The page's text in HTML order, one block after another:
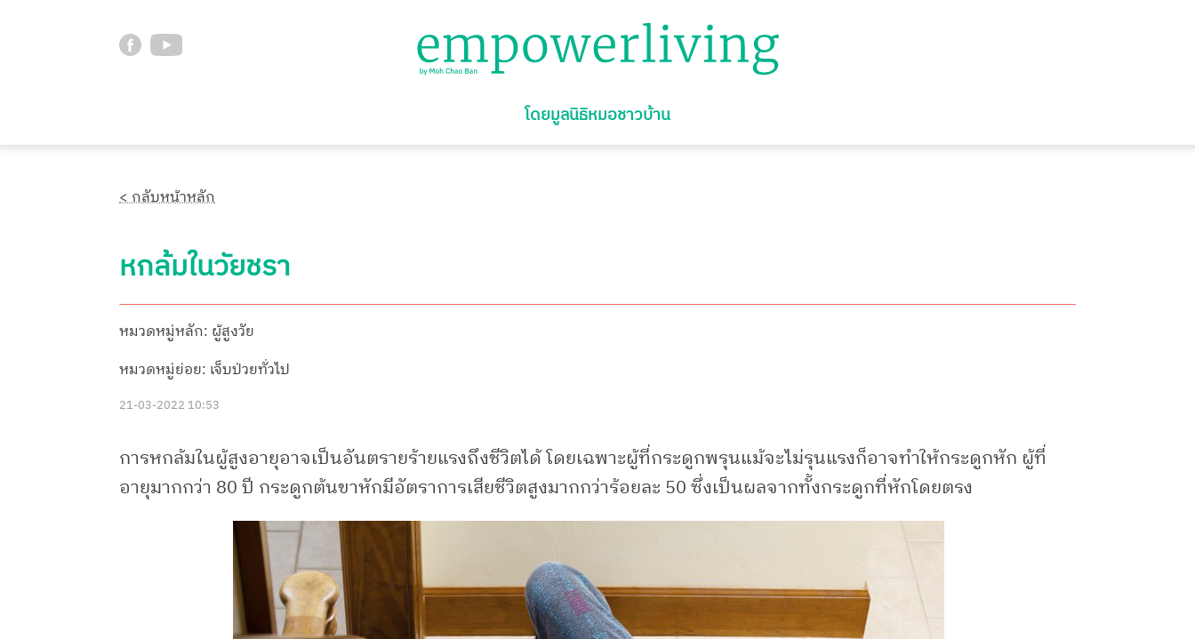
โดยมูลนิธิหมอชาวบ้าน
< กลับหน้าหลัก
หกล้มในวัยชรา
หมวดหมู่หลัก: ผู้สูงวัย
หมวดหมู่ย่อย: เจ็บป่วยทั่วไป
21-03-2022 10:53
การหกล้มในผู้สูงอายุอาจเป็นอันตรายร้ายแรงถึงชีวิตได้ โดยเฉพาะผู้ที่กระดูกพรุนแม้จะไม่รุนแรงก็อาจทำให้กระดูกหัก ผู้ที่
อายุมากกว่า 80 ปี กระดูกต้นขาหักมีอัตราการเสียชีวิตสูงมากกว่าร้อยละ 50 ซึ่งเป็นผลจากทั้งกระดูกที่หักโดยตรง